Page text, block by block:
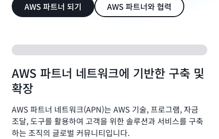
AWS 파트너 되기
AWS 파트너와 협력
AWS 파트너 네트워크에 기반한 구축 및
확장
AWS 파트너 네트워크(APN)는 AWS 기술, 프로그램, 자금
조달, 도구를 활용하여 고객을 위한 솔루션과 서비스를 구축
하는 조직의 글로벌 커뮤니티입니다.